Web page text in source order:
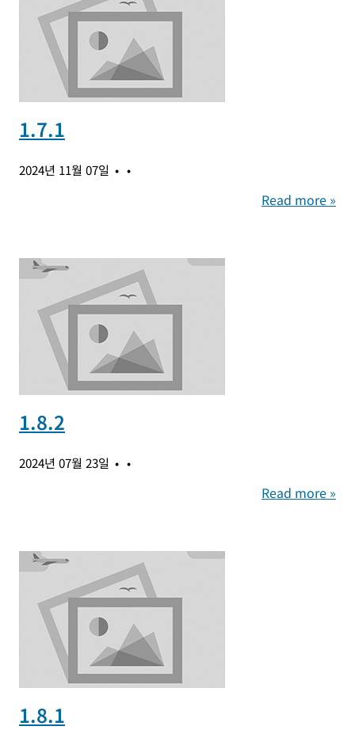
1.7.1
2024년 11월 07일
Read more »
1.8.2
2024년 07월 23일
Read more »
1.8.1